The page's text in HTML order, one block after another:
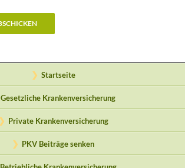
Startseite
Gesetzliche Krankenversicherung
Private Krankenversicherung
PKV Beiträge senken